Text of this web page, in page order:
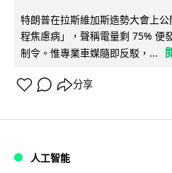
特朗普在拉斯維加斯造勢大會上
程焦慮病」，聲稱電量剩 75% 便
制令。惟專業車媒隨即反駁，...
分享
人工智能